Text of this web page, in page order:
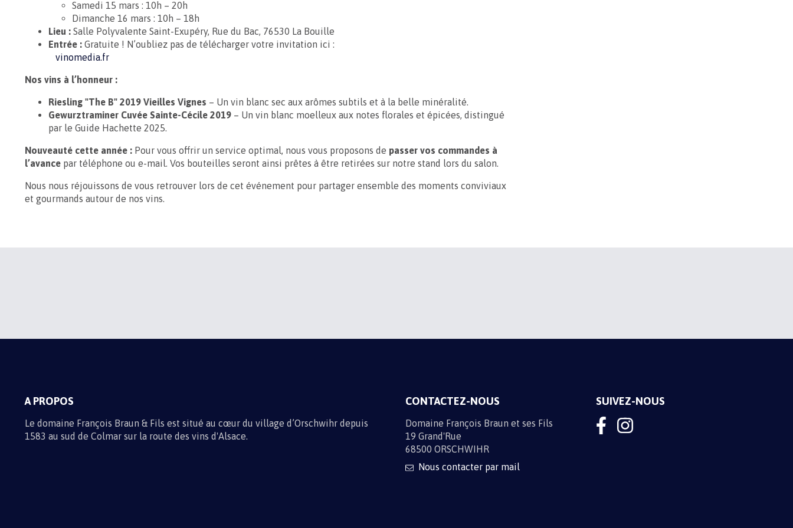
Samedi 15 mars : 10h – 20h
Dimanche 16 mars : 10h – 18h
Lieu : Salle Polyvalente Saint-Exupéry, Rue du Bac, 76530 La Bouille
Entrée : Gratuite ! N’oubliez pas de télécharger votre invitation ici :
vinomedia.fr
Nos vins à l’honneur :
Riesling "The B" 2019 Vieilles Vignes – Un vin blanc sec aux arômes subtils et à la belle minéralité.
Gewurztraminer Cuvée Sainte-Cécile 2019 – Un vin blanc moelleux aux notes florales et épicées, distingué
par le Guide Hachette 2025.
Nouveauté cette année : Pour vous offrir un service optimal, nous vous proposons de passer vos commandes à
l’avance par téléphone ou e-mail. Vos bouteilles seront ainsi prêtes à être retirées sur notre stand lors du salon.
Nous nous réjouissons de vous retrouver lors de cet événement pour partager ensemble des moments conviviaux
et gourmands autour de nos vins.
ABONNEZ-VOUS À NOS ACTUALITÉS
A PROPOS
Le domaine François Braun & Fils est situé au cœur du village d’Orschwihr depuis
1583 au sud de Colmar sur la route des vins d'Alsace.
CONTACTEZ-NOUS
Domaine François Braun et ses Fils
19 Grand'Rue
68500 ORSCHWIHR
Nous contacter par mail
SUIVEZ-NOUS